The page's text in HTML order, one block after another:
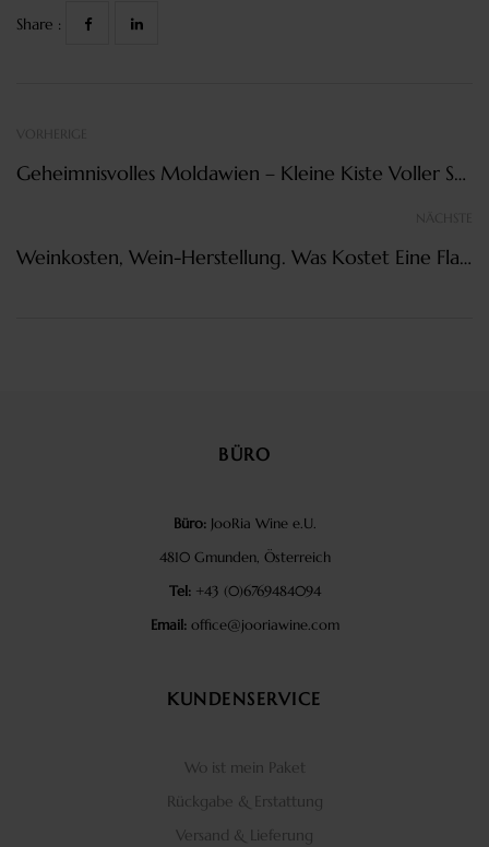
Share :
Geheimnisvolles Moldawien – Kleine Kiste Voller Schätze
Weinkosten, Wein-Herstellung. Was Kostet Eine Flasche Wein?
BÜRO
Büro:JooRia Wine e.U.
4810 Gmunden, Österreich
Tel:+43 (0)6769484094
Email:office@jooriawine.com
KUNDENSERVICE
Wo ist mein Paket
Rückgabe & Erstattung
Versand & Lieferung